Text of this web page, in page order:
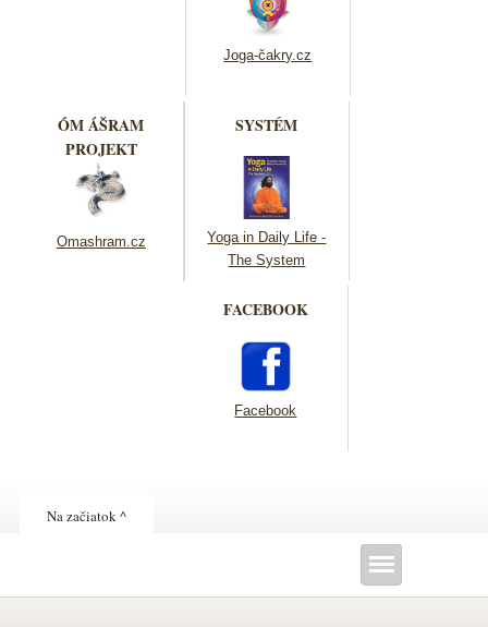
Joga-čakry.cz
ÓM ÁŠRAM
PROJEKT
Omashram.cz
SYSTÉM
Yoga in Daily Life -
The System
FACEBOOK
Facebook
Na začiatok ^